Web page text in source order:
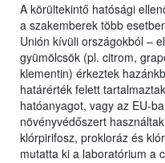
A körültekintő hatósági
a szakemberek több
Unión kívüli országokból –
gyümölcsök (pl. citrom,
klementin) érkeztek
határérték felett
hatóanyagot, vagy az EU-
növényvédőszert
klórpirifosz, prokloráz és
mutatta ki a laboratórium a